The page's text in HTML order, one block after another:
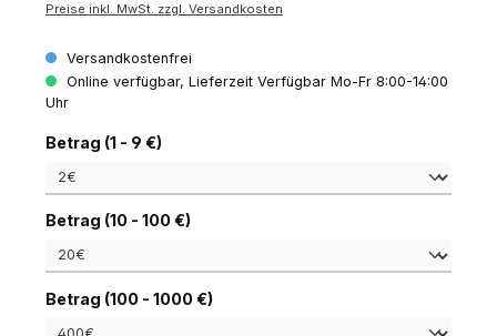
Preise inkl. MwSt. zzgl. Versandkosten
Versandkostenfrei
Online verfügbar, Lieferzeit Verfügbar Mo-Fr 8:00-14:00
Uhr
Betrag (1 - 9 €)auswählen
Betrag (10 - 100 €)auswählen
Betrag (100 - 1000 €)auswählen